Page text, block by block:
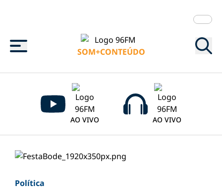
Menu
SOM+CONTEÚDO
AO VIVO AO VIVO
Política